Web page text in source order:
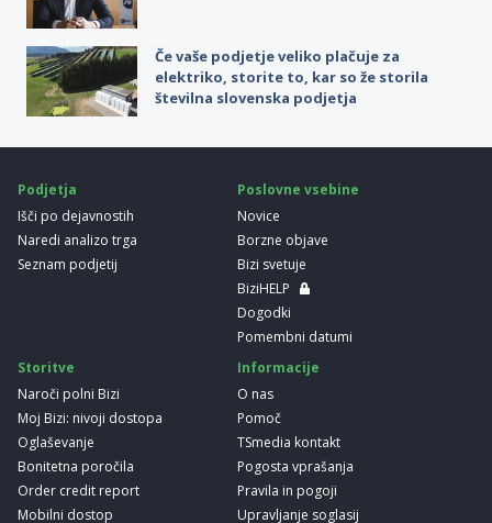
Če vaše podjetje veliko plačuje za
elektriko, storite to, kar so že storila
številna slovenska podjetja
Podjetja
Išči po dejavnostih
Naredi analizo trga
Seznam podjetij
Poslovne vsebine
Novice
Borzne objave
Bizi svetuje
BiziHELP
Dogodki
Pomembni datumi
Storitve
Naroči polni Bizi
Moj Bizi: nivoji dostopa
Oglaševanje
Bonitetna poročila
Order credit report
Mobilni dostop
Informacije
O nas
Pomoč
TSmedia kontakt
Pogosta vprašanja
Pravila in pogoji
Upravljanje soglasij